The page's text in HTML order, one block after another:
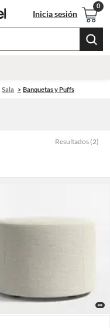
Inicia sesión
Sala Banquetas y Puffs
Resultados (2)